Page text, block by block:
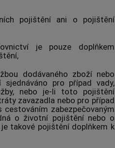
pojištění ani o pojištění
je pouze doplňkem
dodávaného zboží nebo
pro případ vady,
nebo je-li toto pojištění
zavazadla nebo pro případ
zabezpečovaným
o životní pojištění nebo o
takové pojištění doplňkem k